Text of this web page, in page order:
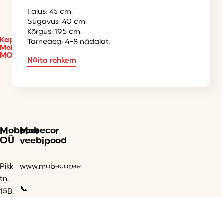
Kapp
Mobi
MO4
Laius: 45 cm.
Sügavus: 40 cm.
Kõrgus: 195 cm.
Tarneaeg: 4-8 nädalat.
Näita rohkem
Mobecor
OÜ
Pikk
tn.
15B,
Mobecor
veebipood
www.mobecor.ee
📞